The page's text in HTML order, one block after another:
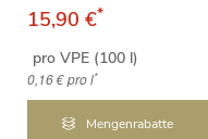
15,90 €*
pro VPE (100 l)
0,16 €pro l*
Mengenrabatte